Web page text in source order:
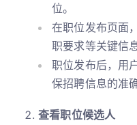
位。
在职位发布页面
职要求等关键信息
职位发布后，用
保招聘信息的准
查看职位候选人